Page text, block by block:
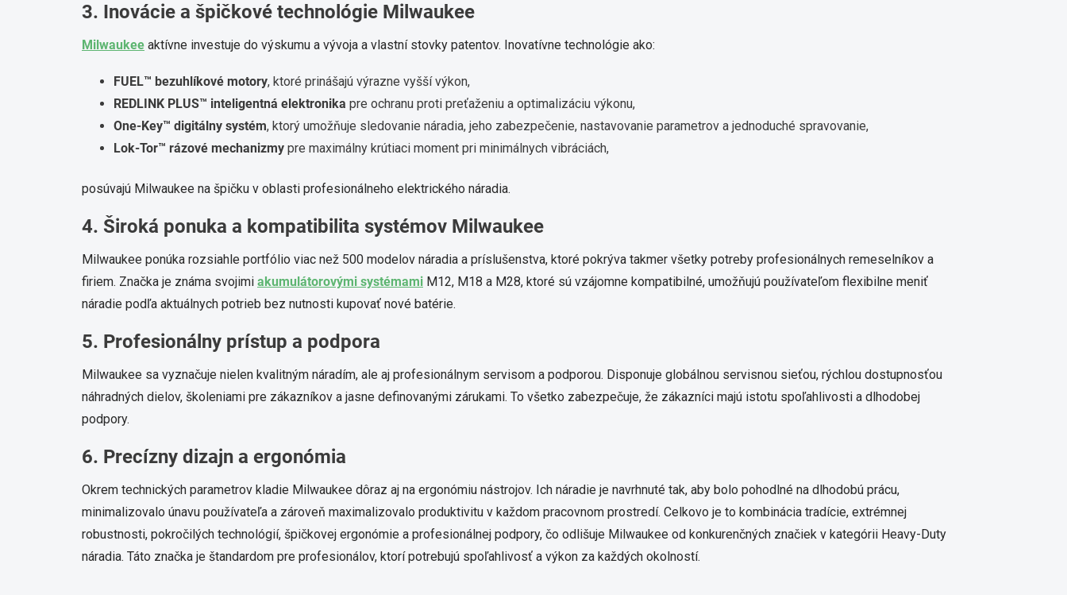
3. Inovácie a špičkové technológie Milwaukee
Milwaukee aktívne investuje do výskumu a vývoja a vlastní stovky patentov. Inovatívne technológie ako:
FUEL™ bezuhlíkové motory, ktoré prinášajú výrazne vyšší výkon,
REDLINK PLUS™ inteligentná elektronika pre ochranu proti preťaženiu a optimalizáciu výkonu,
One-Key™ digitálny systém, ktorý umožňuje sledovanie náradia, jeho zabezpečenie, nastavovanie parametrov a jednoduché spravovanie,
Lok-Tor™ rázové mechanizmy pre maximálny krútiaci moment pri minimálnych vibráciách,
posúvajú Milwaukee na špičku v oblasti profesionálneho elektrického náradia.
4. Široká ponuka a kompatibilita systémov Milwaukee
Milwaukee ponúka rozsiahle portfólio viac než 500 modelov náradia a príslušenstva, ktoré pokrýva takmer všetky potreby profesionálnych remeselníkov a
firiem. Značka je známa svojimi akumulátorovými systémami M12, M18 a M28, ktoré sú vzájomne kompatibilné, umožňujú používateľom flexibilne meniť
náradie podľa aktuálnych potrieb bez nutnosti kupovať nové batérie.
5. Profesionálny prístup a podpora
Milwaukee sa vyznačuje nielen kvalitným náradím, ale aj profesionálnym servisom a podporou. Disponuje globálnou servisnou sieťou, rýchlou dostupnosťou
náhradných dielov, školeniami pre zákazníkov a jasne definovanými zárukami. To všetko zabezpečuje, že zákazníci majú istotu spoľahlivosti a dlhodobej
podpory.
6. Precízny dizajn a ergonómia
Okrem technických parametrov kladie Milwaukee dôraz aj na ergonómiu nástrojov. Ich náradie je navrhnuté tak, aby bolo pohodlné na dlhodobú prácu,
minimalizovalo únavu používateľa a zároveň maximalizovalo produktivitu v každom pracovnom prostredí. Celkovo je to kombinácia tradície, extrémnej
robustnosti, pokročilých technológií, špičkovej ergonómie a profesionálnej podpory, čo odlišuje Milwaukee od konkurenčných značiek v kategórii Heavy-Duty
náradia. Táto značka je štandardom pre profesionálov, ktorí potrebujú spoľahlivosť a výkon za každých okolností.